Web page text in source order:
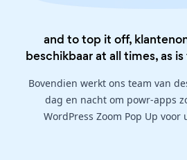
and to top it off,
beschikbaar at all times, as
Bovendien werkt ons team van
dag en nacht om powr-apps
WordPress Zoom Pop Up